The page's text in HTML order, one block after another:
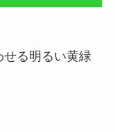
せる明るい黄緑